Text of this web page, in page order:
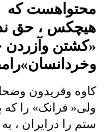
محتواهست که
هیچکس ، حق
«کشتن وآزردن
کاوه وفریدون
ولی« فرانک» را
ستم را درایران ،